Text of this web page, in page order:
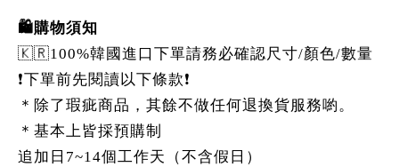
🛍️購物須知
🇰🇷100%韓國進口下單請務必確認尺寸/顏色/數量
❗️下單前先閱讀以下條款❗️
＊除了瑕疵商品，其餘不做任何退換貨服務喲。
＊基本上皆採預購制
追加日7~14個工作天（不含假日）